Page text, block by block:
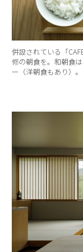
併設されている「
修の朝食を。和朝食
ー（洋朝食もあり）